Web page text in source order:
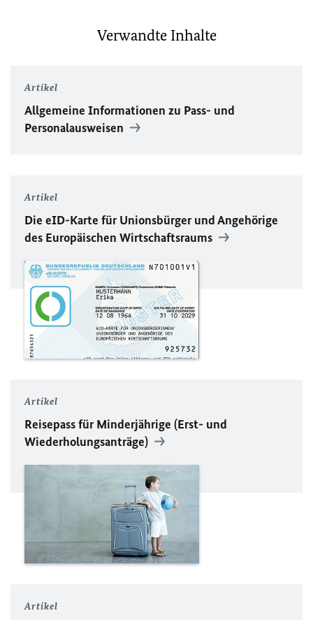
Verwandte Inhalte
Artikel
Allgemeine Informationen zu Pass- und
Personalausweisen
Artikel
Die eID-Karte für Unionsbürger und Angehörige
des Europäischen Wirtschaftsraums
Artikel
Reisepass für Minderjährige (Erst- und
Wiederholungsanträge)
Artikel